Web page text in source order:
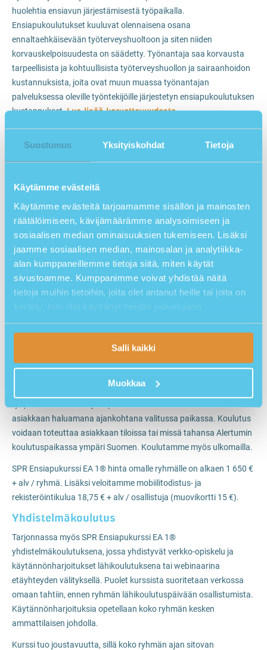
Suostumus Yksityiskohdat Tietoja
Käytämme evästeitä
Käytämme evästeitä tarjoamamme sisällön ja mainosten
räätälöimiseen, kävijämäärämme analysoimiseen ja
sosiaalisen median ominaisuuksien tukemiseen. Lisäksi
jaamme sosiaalisen median, mainosalan ja analytiikka-
alan kumppaneillemme tietoja siitä, miten käytät
sivustoamme. Kumppanimme voivat yhdistää näitä
tietoja muihin tietoihin, joita olet antanut heille tai joita on
kerätty, kun olet käyttänyt heidän palvelujaan.
Salli kaikki
Muokkaa
huolehtia ensiavun järjestämisestä työpaikalla.
Ensiapukoulutukset kuuluvat olennaisena osana
ennaltaehkäisevään työterveyshuoltoon ja siten niiden
korvauskelpoisuudesta on säädetty. Työnantaja saa korvausta
tarpeellisista ja kohtuullisista työterveyshuollon ja sairaanhoidon
kustannuksista, joita ovat muun muassa työnantajan
palveluksessa oleville työntekijöille järjestetyn ensiapukoulutuksen
kustannukset.Lue lisää korvattavuudesta.
Ensiapukoulutus ja kuljettajan
ammattipätevyys
Osa avoimista lähi- ja etätoteutuksina toteutettavista
kuorma- ja linja-autonkuljettajan ammattipätevyyden
jatkokoulutusta. Huomaat kuljettajille soveltuvan koulutuksen
koulutushaun merkinnästäSoveltuu myös kuljettajan
ammattipätevyyskoulutukseksi.
Kaksi päiväisestä ensiapukoulutuksesta saa kaksi
ammattipätevyysmerkintää Traficomin rekisteriin.
Ensiapukoulutuksesta myönnettävä ammattipätevyysmerkintä
on voimassa viisi (5) vuotta. Muihin kuljettajan
SPR ENSIAPUKURSSIT OMALLE
Koulutuksen sisällössä otetaan huomioon yrityksen toimiala,
asiakkaan haluamana ajankohtana valitussa paikassa. Koulutus
voidaan toteuttaa asiakkaan tiloissa tai missä tahansa Alertumin
koulutuspaikassa ympäri Suomen. Koulutamme myös ulkomailla.
SPR Ensiapukurssi EA 1® hinta omalle ryhmälle on alkaen 1 650 €
+ alv / ryhmä. Lisäksi veloitamme mobiilitodistus- ja
rekisteröintikulua 18,75 € + alv / osallistuja (muovikortti 15 €).
Yhdistelmäkoulutus
Tarjonnassa myös SPR Ensiapukurssi EA 1®
yhdistelmäkoulutuksena, jossa yhdistyvät verkko-opiskelu ja
käytännönharjoitukset lähikoulutuksena tai webinaarina
etäyhteyden välityksellä. Puolet kurssista suoritetaan verkossa
omaan tahtiin, ennen ryhmän lähikoulutuspäivään osallistumista.
Käytännönharjoituksia opetellaan koko ryhmän kesken
ammattilaisen johdolla.
Kurssi tuo joustavuutta, sillä koko ryhmän ajan sitovan